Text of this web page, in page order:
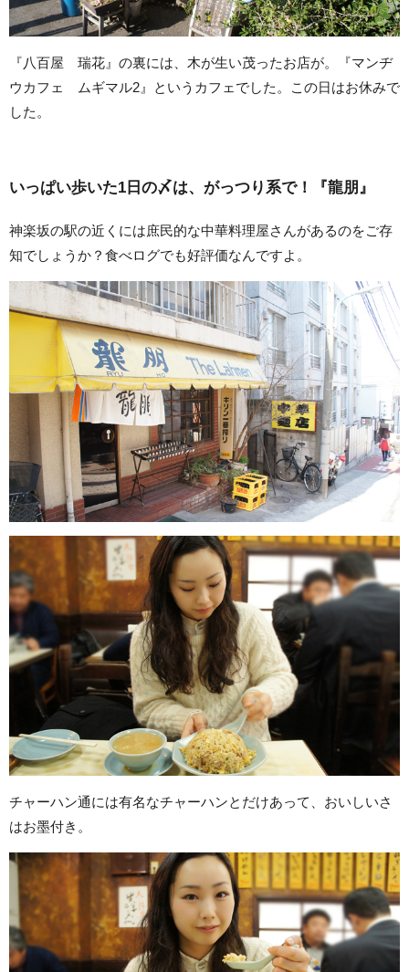
『八百屋 瑞花』の裏には、木が生い茂ったお店が。『マンヂ
ウカフェ ムギマル2』というカフェでした。この日はお休みで
した。
いっぱい歩いた1日の〆は、がっつり系で！『龍朋』
神楽坂の駅の近くには庶民的な中華料理屋さんがあるのをご存
知でしょうか？食べログでも好評価なんですよ。
チャーハン通には有名なチャーハンとだけあって、おいしいさ
はお墨付き。